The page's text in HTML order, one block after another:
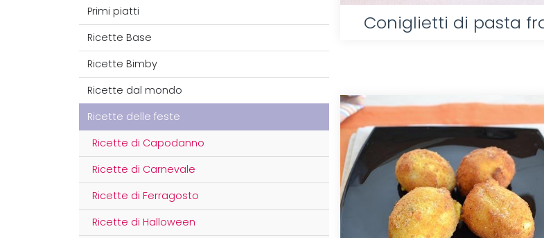
Primi piatti
Ricette Base
Ricette Bimby
Ricette dal mondo
Ricette delle feste
Ricette di Capodanno
Ricette di Carnevale
Ricette di Ferragosto
Ricette di Halloween
Coniglietti di pasta